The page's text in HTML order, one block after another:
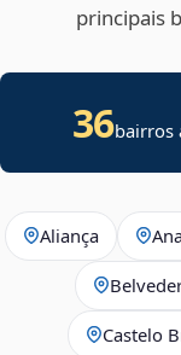
principais
36bairros
Aliança
Castelo